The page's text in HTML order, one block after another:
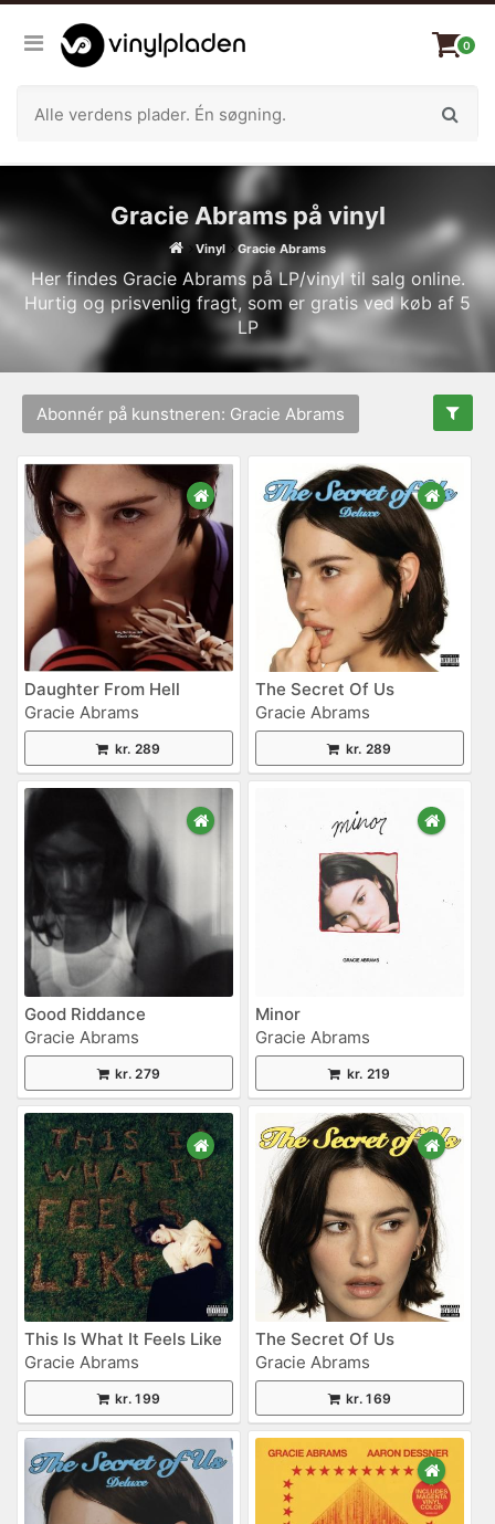
0
Gracie Abrams på vinyl
Vinyl Gracie Abrams
Her findes Gracie Abrams på LP/vinyl til salg online.
Hurtig og prisvenlig fragt, som er gratis ved køb af 5
LP
Abonnér på kunstneren: Gracie Abrams
Daughter From Hell
Gracie Abrams
kr. 289
The Secret Of Us
Gracie Abrams
kr. 289
Good Riddance
Gracie Abrams
kr. 279
Minor
Gracie Abrams
kr. 219
This Is What It Feels Like
Gracie Abrams
kr. 199
The Secret Of Us
Gracie Abrams
kr. 169